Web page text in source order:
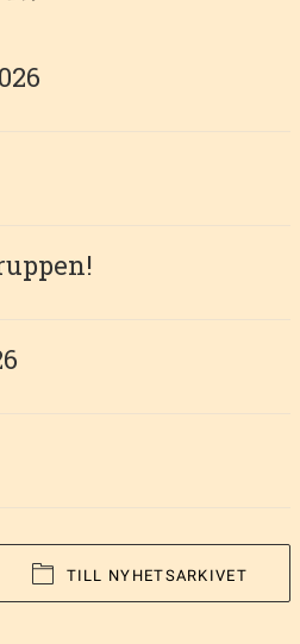
TILL NYHETSARKIVET